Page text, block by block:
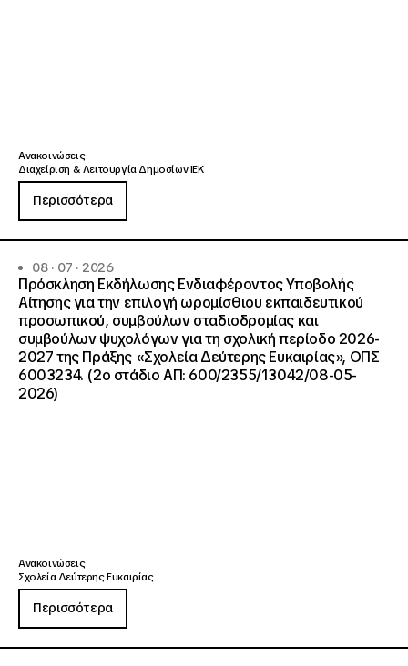
Ανακοινώσεις
Διαχείριση & Λειτουργία Δημοσίων ΙΕΚ
Περισσότερα
08 · 07 · 2026
Πρόσκληση Εκδήλωσης Ενδιαφέροντος Υποβολής
Αίτησης για την επιλογή ωρομίσθιου εκπαιδευτικού
προσωπικού, συμβούλων σταδιοδρομίας και
συμβούλων ψυχολόγων για τη σχολική περίοδο 2026-
2027 της Πράξης «Σχολεία Δεύτερης Ευκαιρίας», ΟΠΣ
6003234. (2ο στάδιο ΑΠ: 600/2355/13042/08-05-
2026)
Ανακοινώσεις
Σχολεία Δεύτερης Ευκαιρίας
Περισσότερα